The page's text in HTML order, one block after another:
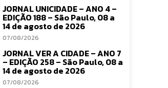
JORNAL UNICIDADE – ANO 4 –
EDIÇÃO 188 – São Paulo, 08 a
14 de agosto de 2026
07/08/2026
JORNAL VER A CIDADE – ANO 7
– EDIÇÃO 258 – São Paulo, 08 a
14 de agosto de 2026
07/08/2026